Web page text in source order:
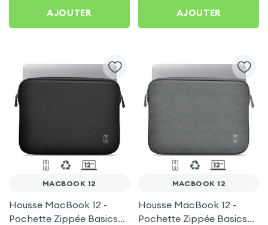
AJOUTER AJOUTER
MACBOOK 12
Housse MacBook 12 -
Pochette Zippée Basics
MACBOOK 12
Housse MacBook 12 -
Pochette Zippée Basics